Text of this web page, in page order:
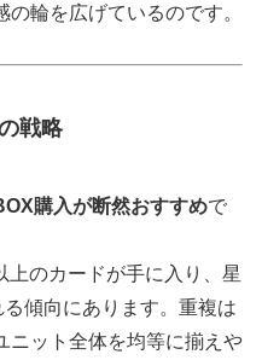
輪を広げているのです。
戦略
購入が断然おすすめで
のカードが手に入り、星
傾向にあります。重複は
ニット全体を均等に揃えや